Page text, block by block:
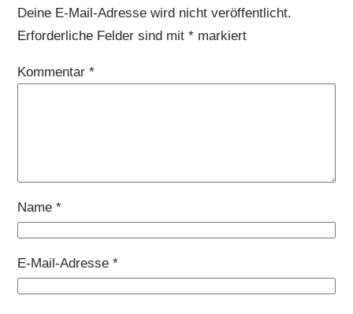
Deine E-Mail-Adresse wird nicht veröffentlicht.
Erforderliche Felder sind mit *markiert
Kommentar *
Name *
E-Mail-Adresse *